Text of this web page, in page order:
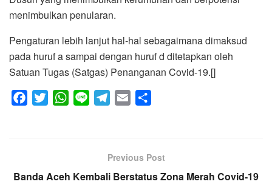
menimbulkan penularan.
Pengaturan lebih lanjut hal-hal sebagaimana dimaksud
pada huruf a sampai dengan huruf d ditetapkan oleh
Satuan Tugas (Satgas) Penanganan Covid-19.[]
o
e
W
A
g
r
l
e
Previous Post
Banda Aceh Kembali Berstatus Zona Merah Covid-19